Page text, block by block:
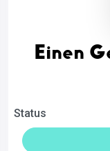
Einen
Status